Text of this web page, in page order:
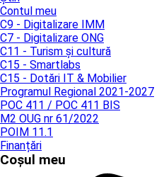
Contul meu
C9 - Digitalizare IMM
C7 - Digitalizare ONG
C11 - Turism și cultură
C15 - Smartlabs
C15 - Dotări IT & Mobilier
Programul Regional 2021-2027
POC 411 / POC 411 BIS
M2 OUG nr 61/2022
POIM 11.1
Finanțări
Coșul meu